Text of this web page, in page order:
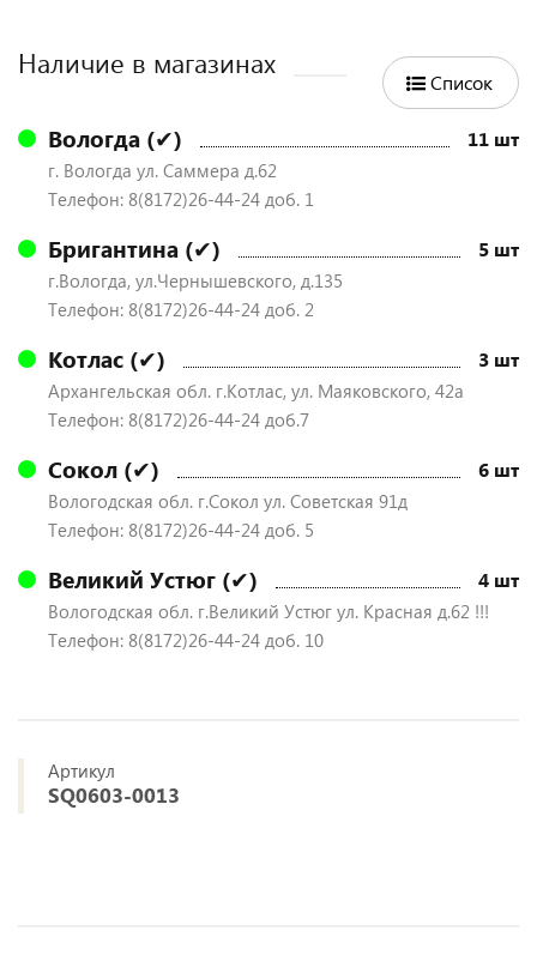
Наличие в магазинах
Список
Вологда (✔) 11 шт
г. Вологда ул. Саммера д.62
Телефон: 8(8172)26-44-24 доб. 1
Бригантина (✔) 5 шт
г.Вологда, ул.Чернышевского, д.135
Телефон: 8(8172)26-44-24 доб. 2
Котлас (✔) 3 шт
Архангельская обл. г.Котлас, ул. Маяковского, 42а
Телефон: 8(8172)26-44-24 доб.7
Сокол (✔) 6 шт
Вологодская обл. г.Сокол ул. Советская 91д
Телефон: 8(8172)26-44-24 доб. 5
Великий Устюг (✔) 4 шт
Вологодская обл. г.Великий Устюг ул. Красная д.62 !!!
Телефон: 8(8172)26-44-24 доб. 10
Артикул
SQ0603-0013